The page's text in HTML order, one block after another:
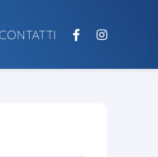
CONTATTI